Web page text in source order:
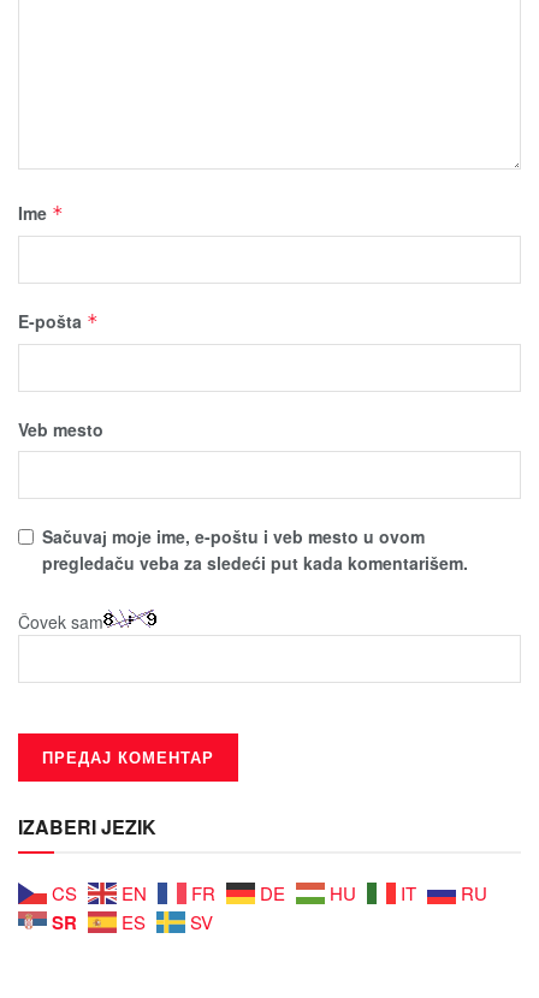
Ime *
E-pošta *
Veb mesto
Sačuvaј moјe ime, e-poštu i veb mesto u ovom
pregledaču veba za sledeći put kada komentarišem.
Čovek sam
IZABERI JEZIK
CS EN FR DE HU IT RU
SR ES SV